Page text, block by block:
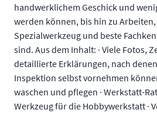
handwerklichem Geschick und
werden können, bis hin zu
Spezialwerkzeug und beste
sind. Aus dem Inhalt: · Viele Fotos,
detaillierte Erklärungen, nach
Inspektion selbst vornehmen
waschen und pflegen · Werkstatt-
Werkzeug für die Hobbywerkstatt ·